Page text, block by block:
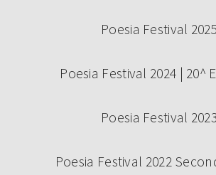
Poesia Festival 2025
Poesia Festival 2024 | 20^
Poesia Festival 2023
Poesia Festival 2022